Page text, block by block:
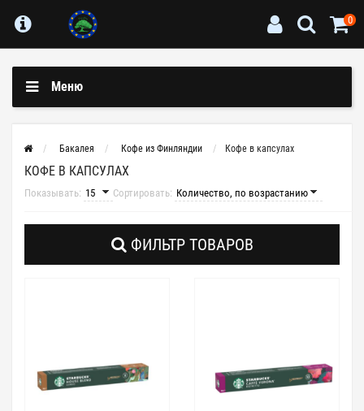
0
Меню
Бакалея Кофе из Финляндии Кофе в капсулах
КОФЕ В КАПСУЛАХ
Показывать: Сортировать:
ФИЛЬТР ТОВАРОВ